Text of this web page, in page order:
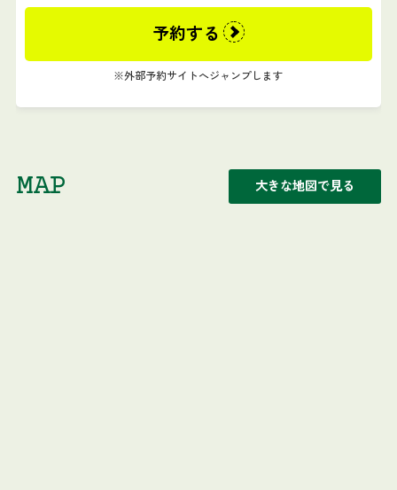
予約する
外部予約サイトへジャンプします
MAP 大きな地図で見る